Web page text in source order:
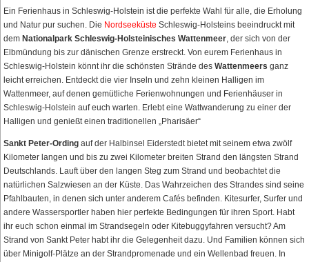
Ein Ferienhaus in Schleswig-Holstein ist die perfekte Wahl für alle, die Erholung
und Natur pur suchen. Die Nordseeküste Schleswig-Holsteins beeindruckt mit
dem Nationalpark Schleswig-Holsteinisches Wattenmeer, der sich von der
Elbmündung bis zur dänischen Grenze erstreckt. Von eurem Ferienhaus in
Schleswig-Holstein könnt ihr die schönsten Strände des Wattenmeers ganz
leicht erreichen. Entdeckt die vier Inseln und zehn kleinen Halligen im
Wattenmeer, auf denen gemütliche Ferienwohnungen und Ferienhäuser in
Schleswig-Holstein auf euch warten. Erlebt eine Wattwanderung zu einer der
Halligen und genießt einen traditionellen „Pharisäer“
Sankt Peter-Ording auf der Halbinsel Eiderstedt bietet mit seinem etwa zwölf
Kilometer langen und bis zu zwei Kilometer breiten Strand den längsten Strand
Deutschlands. Lauft über den langen Steg zum Strand und beobachtet die
natürlichen Salzwiesen an der Küste. Das Wahrzeichen des Strandes sind seine
Pfahlbauten, in denen sich unter anderem Cafés befinden. Kitesurfer, Surfer und
andere Wassersportler haben hier perfekte Bedingungen für ihren Sport. Habt
ihr euch schon einmal im Strandsegeln oder Kitebuggyfahren versucht? Am
Strand von Sankt Peter habt ihr die Gelegenheit dazu. Und Familien können sich
über Minigolf-Plätze an der Strandpromenade und ein Wellenbad freuen. In